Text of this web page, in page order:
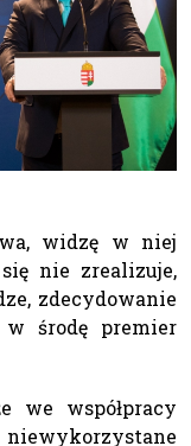
widzę w niej
nie zrealizuje,
zdecydowanie
środę premier
we współpracy